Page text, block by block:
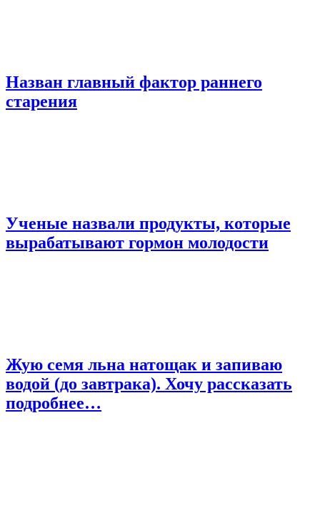
Назван главный фактор раннего
старения
Ученые назвали продукты, которые
вырабатывают гормон молодости
Жую семя льна натощак и запиваю
водой (до завтрака). Хочу рассказать
подробнее…